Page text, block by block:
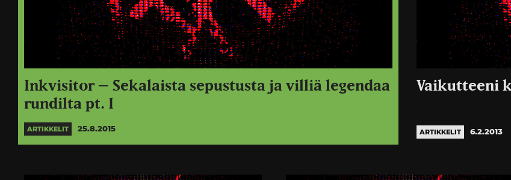
Inkvisitor – Sekalaista sepustusta ja villiä legendaa
rundilta pt. I
ARTIKKELIT 25.8.2015
Vaikutteeni
ARTIKKELIT 6.2.2013